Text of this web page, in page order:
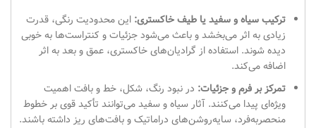
ترکیب سیاه و سفید یا طیف خاکستری: این محدودیت رنگی، قدرت
زیادی به اثر می‌بخشد و باعث می‌شود جزئیات و کنتراست‌ها به خوبی
دیده شوند. استفاده از گرادیان‌های خاکستری، عمق و بعد به اثر
اضافه می‌کند.
تمرکز بر فرم و جزئیات: در نبود رنگ، شکل، خط و بافت اهمیت
ویژه‌ای پیدا می‌کنند. آثار سیاه و سفید می‌توانند تأکید قوی بر خطوط
منحصر‌به‌فرد، سایه‌روشن‌های دراماتیک و بافت‌های ریز داشته باشند.